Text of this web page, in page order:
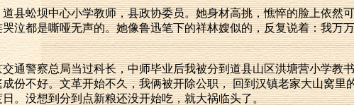
县蚣坝中心小学教师，县政协委员。她身材高挑，憔悴的脸上依然
泣都是嘶哑无声的。她像鲁迅笔下的祥林嫂似的，反复说着：我万
通警察总局当过科长，中师毕业后我被分到道县山区洪塘营小学教
份不好。文革开始不久，我俩被开除公职， 回到汉镇老家大山窝里
。没想到分到点新粮还没开始吃，就大祸临头了。